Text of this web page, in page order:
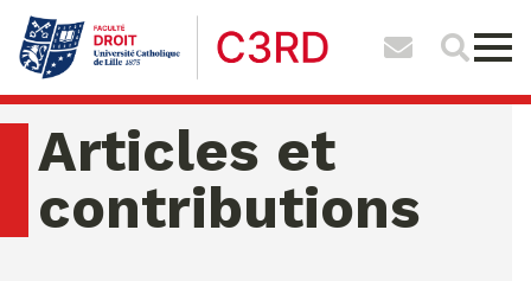
Articles et
contributions